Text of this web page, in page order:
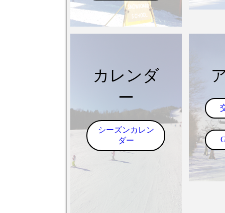
カレンダ
ー
シーズンカレン
ダー